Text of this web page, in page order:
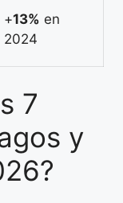
+13% en
2024
7
y